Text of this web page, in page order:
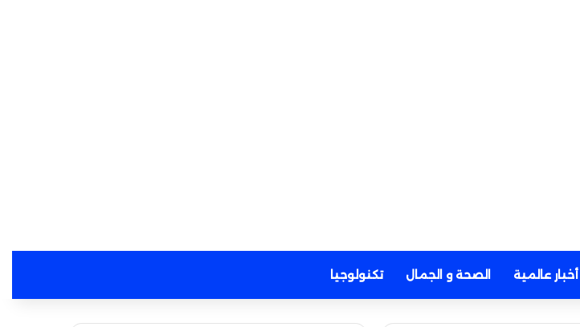
أخبار عالمية الصحة و الجمال تكنولوجيا